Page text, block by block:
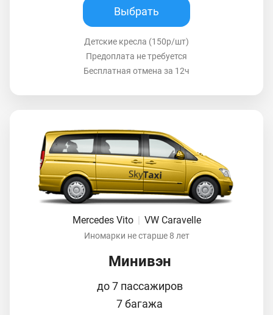
Выбрать
Детские кресла (150р/шт)
Предоплата не требуется
Бесплатная отмена за 12ч
Mercedes Vito VW Caravelle
Иномарки не старше 8 лет
Минивэн
до 7 пассажиров
7 багажа